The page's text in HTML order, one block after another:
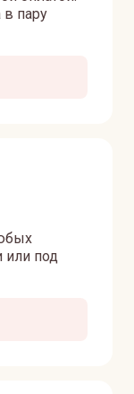
пару
или под